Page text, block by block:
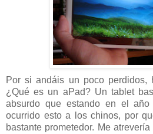
Por si andáis un poco perdidos,
¿Qué es un aPad? Un tablet
absurdo que estando en el
ocurrido esto a los chinos, por
bastante prometedor. Me